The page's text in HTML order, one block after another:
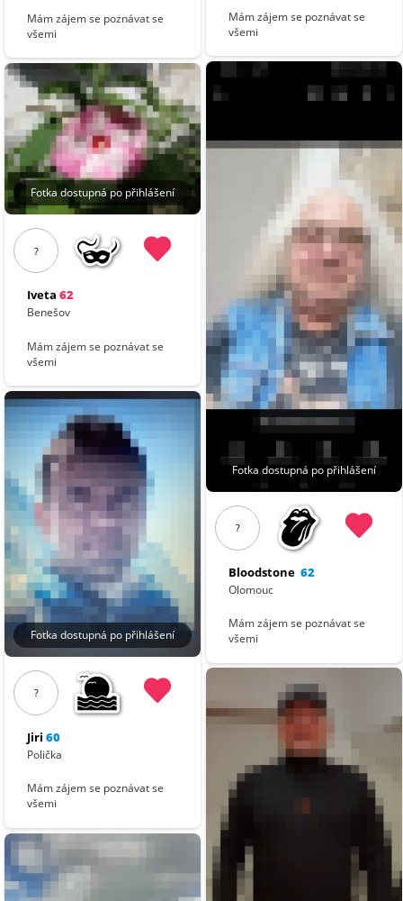
Mám zájem se poznávat se
všemi
Fotka dostupná po přihlášení
?
Iveta 62
Benešov
Mám zájem se poznávat se
všemi
Fotka dostupná po přihlášení
?
Jiri 60
Polička
Mám zájem se poznávat se
všemi
Mám zájem se poznávat se
všemi
Fotka dostupná po přihlášení
?
Bloodstone 62
Olomouc
Mám zájem se poznávat se
všemi